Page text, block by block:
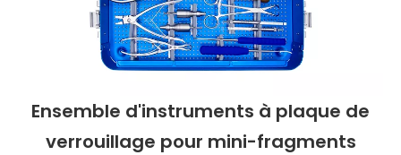
Ensemble d'instruments à plaque de
verrouillage pour mini-fragments